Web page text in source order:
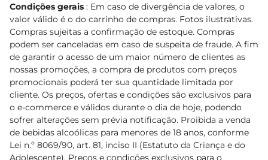
Condições gerais : Em caso de divergência de valores, o
valor válido é o do carrinho de compras. Fotos ilustrativas.
Compras sujeitas a confirmação de estoque. Compras
podem ser canceladas em caso de suspeita de fraude. A fim
de garantir o acesso de um maior número de clientes as
nossas promoções, a compra de produtos com preços
promocionais poderá ter sua quantidade limitada por
cliente. Os preços, ofertas e condições são exclusivos para
o e-commerce e válidos durante o dia de hoje, podendo
sofrer alterações sem prévia notificação. Proibida a venda
de bebidas alcoólicas para menores de 18 anos, conforme
Lei n.º 8069/90, art. 81, inciso II (Estatuto da Criança e do
Adolescente). Preços e condições exclusivos para o